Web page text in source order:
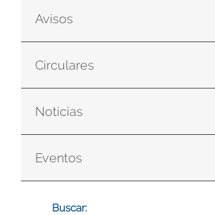
Avisos
Circulares
Noticias
Eventos
Buscar: